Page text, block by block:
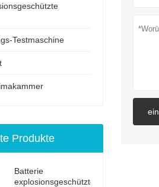
Testmaschine
Produkte
Batterie
explosionsgeschützter